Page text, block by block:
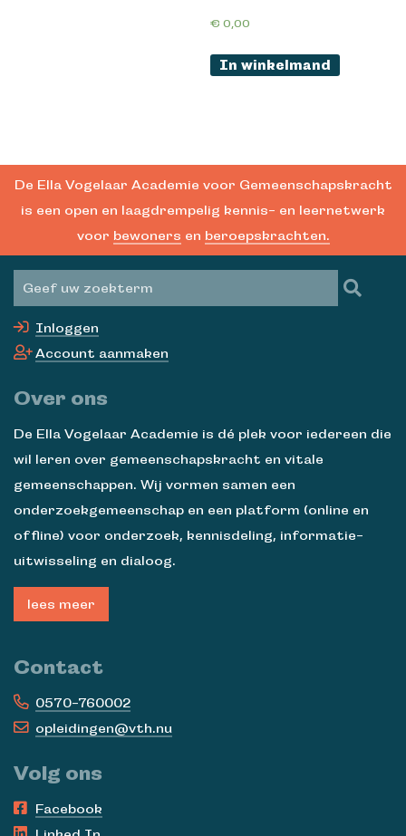
€ 0,00
In winkelmand
De Ella Vogelaar Academie voor Gemeenschapskracht
is een open en laagdrempelig kennis- en leernetwerk
voor bewoners en beroepskrachten.
Inloggen
Account aanmaken
Over ons
De Ella Vogelaar Academie is dé plek voor iedereen die
wil leren over gemeenschapskracht en vitale
gemeenschappen. Wij vormen samen een
onderzoekgemeenschap en een platform (online en
offline) voor onderzoek, kennisdeling, informatie-
uitwisseling en dialoog.
lees meer
Contact
0570-760002
opleidingen@vth.nu
Volg ons
Facebook